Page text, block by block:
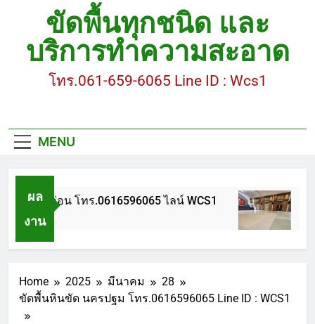
ขัดพื้นหินขัด อบต.แหลมบัวนครปฐม
ขัดพื้นหินอ่อน โทร.0616596065 ไลน์ WCS1
บทความ : การดูแลรักษาพื้นหินขัด
ขัดพื้นทุกชนิด และ
บริการทำความสะอาด
โทร.061-659-6065 Line ID : Wcs1
MENU
ผล
งาน
ดพื้นหินอ่อน โทร.0616596065 ไลน์ WCS1
ปี Ago
Home 2025 มีนาคม
28
ขัดพื้นหินขัด นครปฐม โทร.0616596065 Line ID : WCS1